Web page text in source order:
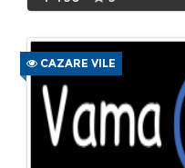
CAZARE VILE